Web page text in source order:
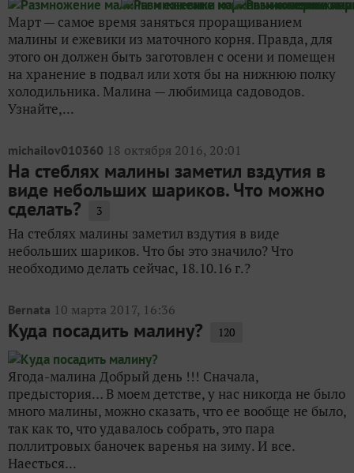
Март — самое время заняться проращиванием
малины и ежевики из маточного корня. Правда, для
этого он должен быть заготовлен с осени и помещен
на хранение в подвал или хотя бы на нижнюю полку
холодильника. Малина — любимица садоводов.
Узнайте,...
michailov010360 18 октября 2016, 20:01
На стеблях малины заметил вздутия в
виде небольших шариков. Что можно
сделать? 3
На стеблях малины заметил вздутия в виде
небольших шариков. Что бы это значило? Что
необходимо делать сейчас, 18.10.16 г.?
Bernata 10 марта 2017, 16:36
Куда посадить малину? 120
Ягода-малина Добрый день !!! Сначала,
предыстория… В моем детстве, у нас никогда не было
много малины, можно сказать, что ее вообще не было,
так как то, что удавалось собрать, это пара
поллитровых баночек варенья на зиму. И все.
Наесться...